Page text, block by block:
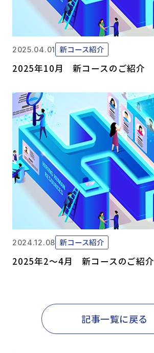
2025.04.01 新コース紹介
2025年10月 新コースのご紹介
2024.12.08 新コース紹介
2025年2～4月 新コースのご紹介
記事一覧に戻る